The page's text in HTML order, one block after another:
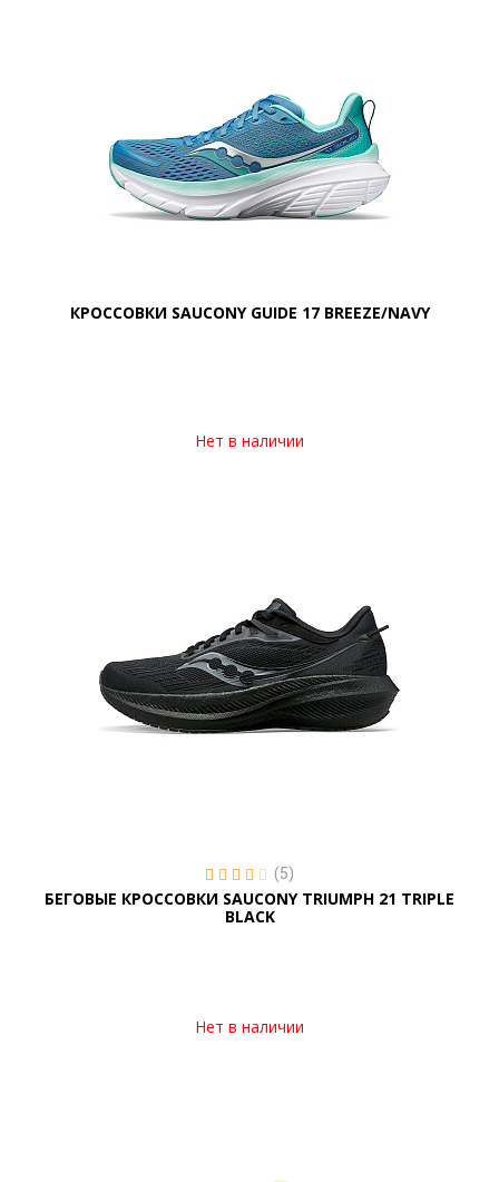
КРОССОВКИ SAUCONY GUIDE 17 BREEZE/NAVY
Нет в наличии
(5)
БЕГОВЫЕ КРОССОВКИ SAUCONY TRIUMPH 21 TRIPLE
BLACK
Нет в наличии